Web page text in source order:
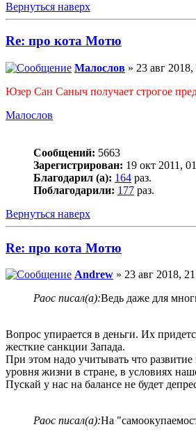
Вернуться наверх
Re: про кота Мотю
Малослов » 23 авг
Юзер Сан Саныч получает строгое
Малослов
Сообщений: 5663
Зарегистрирован: 19 окт 2011,
Благодарил (а): 164 раз.
Поблагодарили: 177 раз.
Вернуться наверх
Re: про кота Мотю
Andrew » 23 авг 2018,
Раос писал(а):Ведь даже для
Вопрос упирается в деньги. Их
жесткие санкции Запада.
При этом надо учитывать что
уровня жизни в стране, в условиях
Пускай у нас на балансе не будет
Раос писал(а):На